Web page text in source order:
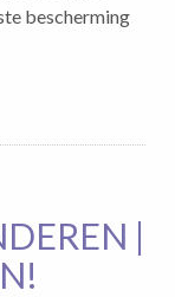
bescherming
|